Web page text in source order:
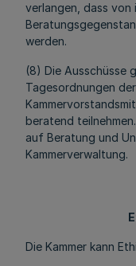
verlangen, dass von
werden.
(8) Die Ausschüsse
Tagesordnungen
beratend
auf Beratung und
Kammerverwaltung.
Die Kammer kann